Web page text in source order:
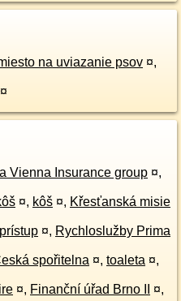
na uviazanie psov ¤,
¤
Vienna Insurance group ¤,
¤, kôš ¤, Křesťanská misie
¤, Rychloslužby Prima
spořitelna ¤, toaleta ¤,
¤, Finanční úřad Brno II ¤,